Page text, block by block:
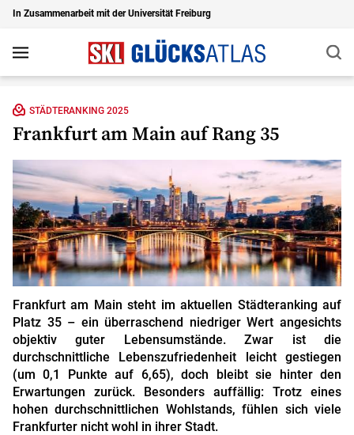
In Zusammenarbeit mit der Universität Freiburg
Navigation
STÄDTERANKING 2025
Frankfurt am Main auf Rang 35
Frankfurt am Main steht im aktuellen Städteranking auf
Platz 35 – ein überraschend niedriger Wert angesichts
objektiv guter Lebensumstände. Zwar ist die
durchschnittliche Lebenszufriedenheit leicht gestiegen
(um 0,1 Punkte auf 6,65), doch bleibt sie hinter den
Erwartungen zurück. Besonders auffällig: Trotz eines
hohen durchschnittlichen Wohlstands, fühlen sich viele
Frankfurter nicht wohl in ihrer Stadt.